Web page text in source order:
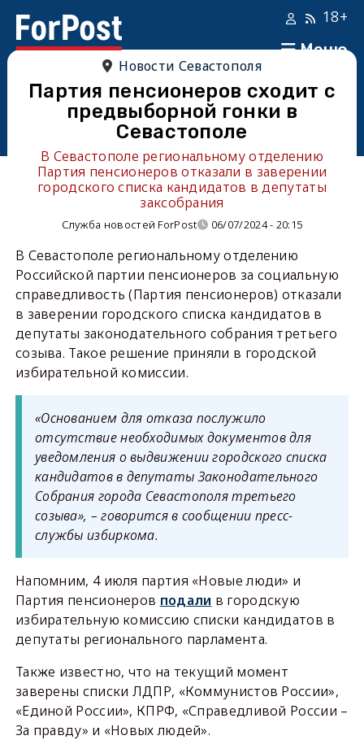
Меню
18+
Новости Севастополя
Партия пенсионеров сходит с
предвыборной гонки в
Севастополе
В Севастополе региональному отделению
Партия пенсионеров отказали в заверении
городского списка кандидатов в депутаты
заксобрания
Служба новостей ForPost 06/07/2024 - 20:15
В Севастополе региональному отделению
Российской партии пенсионеров за социальную
справедливость (Партия пенсионеров) отказали
в заверении городского списка кандидатов в
депутаты законодательного собрания третьего
созыва. Такое решение приняли в городской
избирательной комиссии.
«Основанием для отказа послужило
отсутствие необходимых документов для
уведомления о выдвижении городского списка
кандидатов в депутаты Законодательного
Собрания города Севастополя третьего
созыва», – говорится в сообщении пресс-
службы избиркома.
Напомним, 4 июля партия «Новые люди» и
Партия пенсионеров подали в городскую
избирательную комиссию списки кандидатов в
депутаты регионального парламента.
Также известно, что на текущий момент
заверены списки ЛДПР, «Коммунистов России»,
«Единой России», КПРФ, «Справедливой России –
За правду» и «Новых людей».